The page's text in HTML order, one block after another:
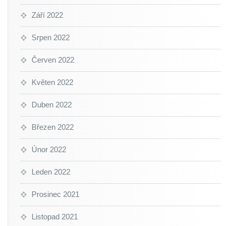
Září 2022
Srpen 2022
Červen 2022
Květen 2022
Duben 2022
Březen 2022
Únor 2022
Leden 2022
Prosinec 2021
Listopad 2021